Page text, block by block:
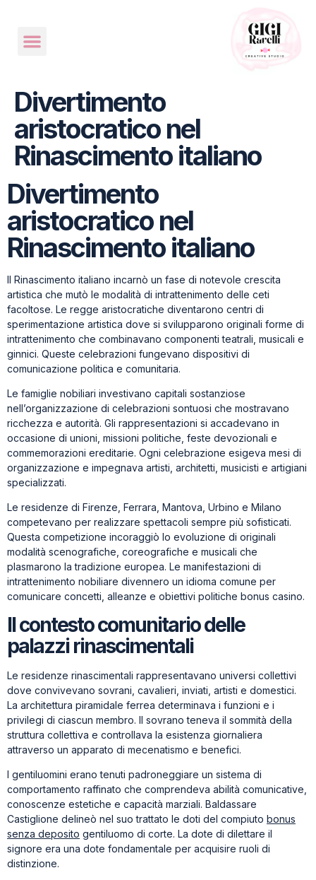
Divertimento
aristocratico nel
Rinascimento italiano
Divertimento
aristocratico nel
Rinascimento italiano
Il Rinascimento italiano incarnò un fase di notevole crescita
artistica che mutò le modalità di intrattenimento delle ceti
facoltose. Le regge aristocratiche diventarono centri di
sperimentazione artistica dove si svilupparono originali forme di
intrattenimento che combinavano componenti teatrali, musicali e
ginnici. Queste celebrazioni fungevano dispositivi di
comunicazione politica e comunitaria.
Le famiglie nobiliari investivano capitali sostanziose
nell’organizzazione di celebrazioni sontuosi che mostravano
ricchezza e autorità. Gli rappresentazioni si accadevano in
occasione di unioni, missioni politiche, feste devozionali e
commemorazioni ereditarie. Ogni celebrazione esigeva mesi di
organizzazione e impegnava artisti, architetti, musicisti e artigiani
specializzati.
Le residenze di Firenze, Ferrara, Mantova, Urbino e Milano
competevano per realizzare spettacoli sempre più sofisticati.
Questa competizione incoraggiò lo evoluzione di originali
modalità scenografiche, coreografiche e musicali che
plasmarono la tradizione europea. Le manifestazioni di
intrattenimento nobiliare divennero un idioma comune per
comunicare concetti, alleanze e obiettivi politiche bonus casinо.
Il contesto comunitario delle
palazzi rinascimentali
Le residenze rinascimentali rappresentavano universi collettivi
dove convivevano sovrani, cavalieri, inviati, artisti e domestici.
La architettura piramidale ferrea determinava i funzioni e i
privilegi di ciascun membro. Il sovrano teneva il sommità della
struttura collettiva e controllava la esistenza giornaliera
attraverso un apparato di mecenatismo e benefici.
I gentiluomini erano tenuti padroneggiare un sistema di
comportamento raffinato che comprendeva abilità comunicative,
conoscenze estetiche e capacità marziali. Baldassare
Castiglione delineò nel suo trattato le doti del compiuto bonus
senza deposito gentiluomo di corte. La dote di dilettare il
signore era una dote fondamentale per acquisire ruoli di
distinzione.